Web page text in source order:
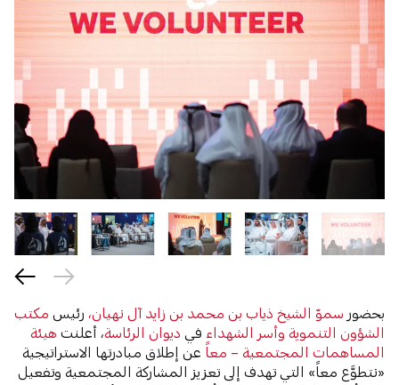
بحضور سموّ الشيخ ذياب بن محمد بن زايد آل نهيان، رئيس مكتب
الشؤون التنموية وأسر الشهداء في ديوان الرئاسة، أعلنت هيئة
المساهمات المجتمعية – معاً عن إطلاق مبادرتها الاستراتيجية
«نتطوَّع معاً» التي تهدف إلى تعزيز المشاركة المجتمعية وتفعيل